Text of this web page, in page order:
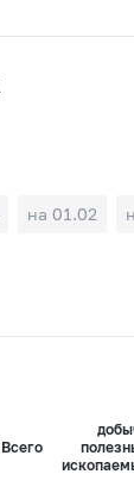
на 01.02
Всего